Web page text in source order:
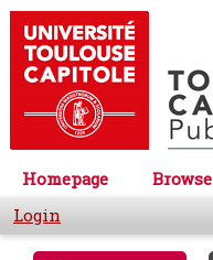
Homepage Browse
Login